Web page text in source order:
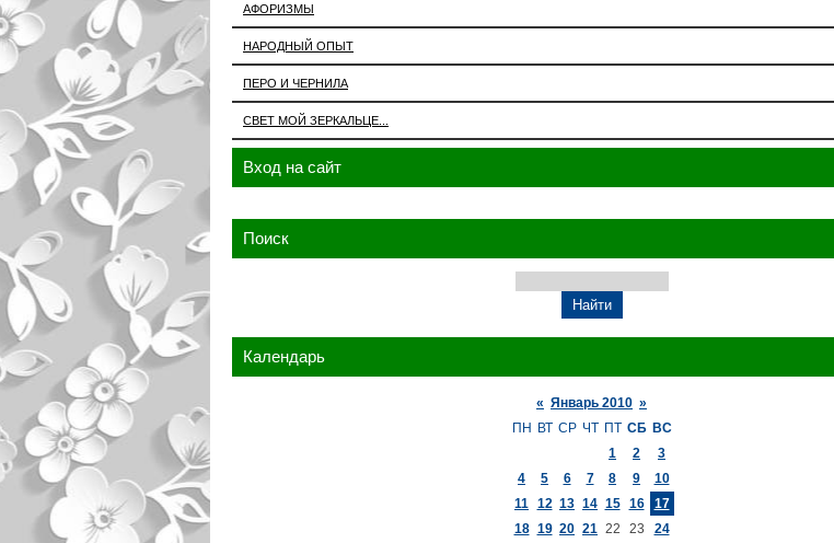
АФОРИЗМЫ
НАРОДНЫЙ ОПЫТ
ПЕРО И ЧЕРНИЛА
СВЕТ МОЙ ЗЕРКАЛЬЦЕ...
Вход на сайт
Поиск
Календарь
« Январь 2010 »
ПН ВТ СР ЧТ ПТ СБ ВС
1
2
3
4
5 6 7 8 9
10
11
12 13 14 15 16
17
18 19 20 21 22 23 24